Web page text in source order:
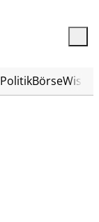
PolitikBörse